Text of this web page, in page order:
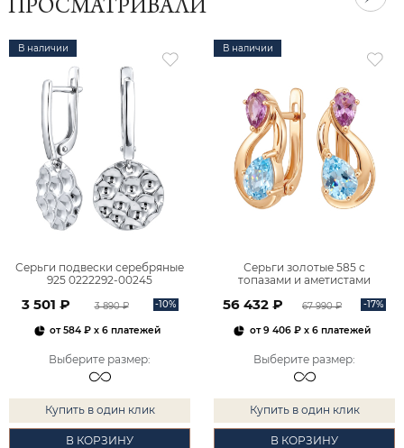
ПРОСМАТРИВАЛИ
В наличии
Серьги подвески серебряные
925 0222292-00245
3 501 ₽ 3 890 ₽ -10%
от584 ₽ x 6 платежей
Выберите размер:
Купить в один клик
В КОРЗИНУ
В наличии
Серьги золотые 585 с
топазами и аметистами
56 432 ₽ 67 990 ₽ -17%
от9 406 ₽x 6 платежей
Выберите размер:
Купить в один клик
В КОРЗИНУ